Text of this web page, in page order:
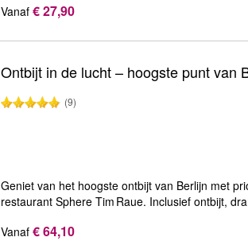
Vanaf € 27,90
Ontbijt in de lucht – hoogste punt van
(9)
Geniet van het hoogste ontbijt van Berlijn met
restaurant Sphere Tim Raue. Inclusief ontbijt,
Vanaf € 64,10